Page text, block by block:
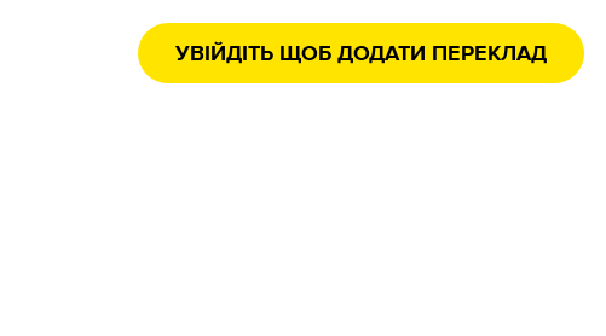
УВІЙДІТЬ ЩОБ ДОДАТИ ПЕРЕКЛАД